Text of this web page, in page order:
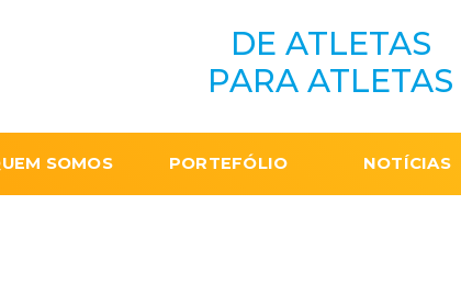
DE ATLETAS
PARA ATLETAS
SOMOS PORTEFÓLIO NOTÍCIAS